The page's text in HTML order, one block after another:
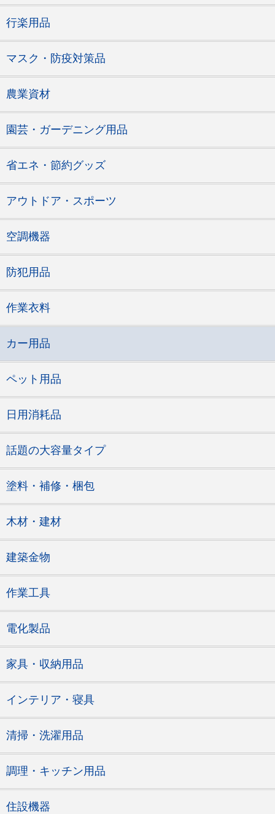
行楽用品
マスク・防疫対策品
農業資材
園芸・ガーデニング用品
省エネ・節約グッズ
アウトドア・スポーツ
空調機器
防犯用品
作業衣料
カー用品
ペット用品
日用消耗品
話題の大容量タイプ
塗料・補修・梱包
木材・建材
建築金物
作業工具
電化製品
家具・収納用品
インテリア・寝具
清掃・洗濯用品
調理・キッチン用品
住設機器